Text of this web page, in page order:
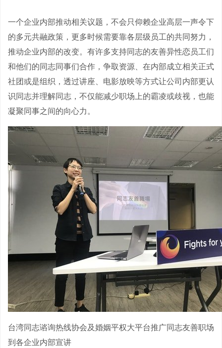
一个企业内部推动相关议题，不会只仰赖企业高层一声令下
的多元共融政策，更多时候需要靠各层级员工的共同努力，
推动企业内部的改变。有许多支持同志的友善异性恋员工们
和他们的同志同事们合作，争取资源、在内部成立相关正式
社团或是组织，透过讲座、电影放映等方式让公司内部更认
识同志并理解同志，不仅能减少职场上的霸凌或歧视，也能
凝聚同事之间的向心力。
台湾同志谘询热线协会及婚姻平权大平台推广同志友善职场
到各企业内部宣讲